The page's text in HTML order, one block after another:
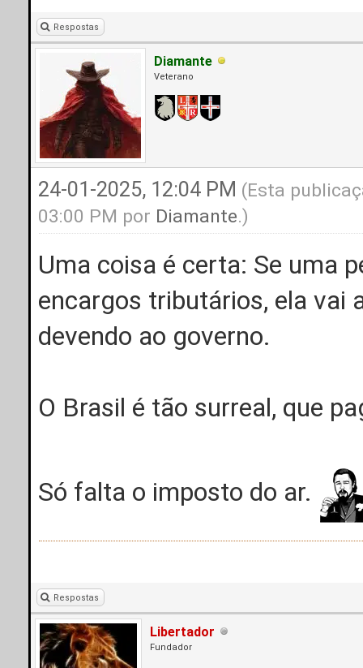
Respostas
Diamante
Veterano
24-01-2025, 12:04 PM (Esta
03:00 PM por Diamante.)
Uma coisa é certa: Se uma
encargos tributários, ela vai
devendo ao governo.
O Brasil é tão surreal, que
Só falta o imposto do ar.
Respostas
Libertador
Fundador